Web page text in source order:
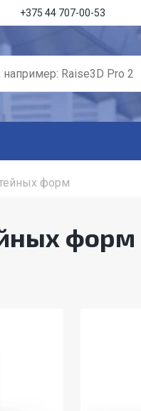
+375 44 707-00-53
форм
форм